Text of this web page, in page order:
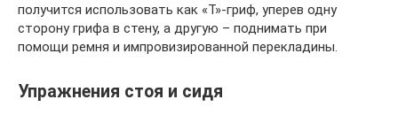
получится использовать как «Т»-гриф, уперев одну
сторону грифа в стену, а другую – поднимать при
помощи ремня и импровизированной перекладины.
Упражнения стоя и сидя